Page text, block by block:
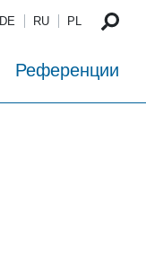
DE RU PL
Референции